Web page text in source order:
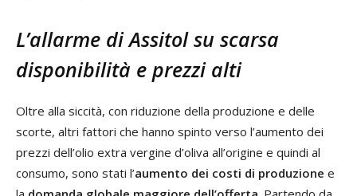
L’allarme di Assitol su scarsa
disponibilità e prezzi alti
Oltre alla siccità, con riduzione della produzione e delle
scorte, altri fattori che hanno spinto verso l’aumento dei
prezzi dell’olio extra vergine d’oliva all’origine e quindi al
consumo, sono stati l’aumento dei costi di produzione e